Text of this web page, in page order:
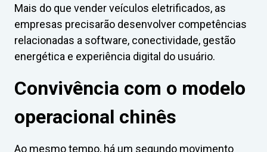
Mais do que vender veículos eletrificados, as
empresas precisarão desenvolver competências
relacionadas a software, conectividade, gestão
energética e experiência digital do usuário.
Convivência com o modelo
operacional chinês
Ao mesmo tempo, há um segundo movimento